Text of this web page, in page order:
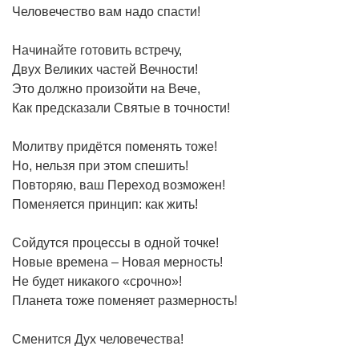
Человечество вам надо спасти!
Начинайте готовить встречу,
Двух Великих частей Вечности!
Это должно произойти на Вече,
Как предсказали Святые в точности!
Молитву придётся поменять тоже!
Но, нельзя при этом спешить!
Повторяю, ваш Переход возможен!
Поменяется принцип: как жить!
Сойдутся процессы в одной точке!
Новые времена – Новая мерность!
Не будет никакого «срочно»!
Планета тоже поменяет размерность!
Сменится Дух человечества!